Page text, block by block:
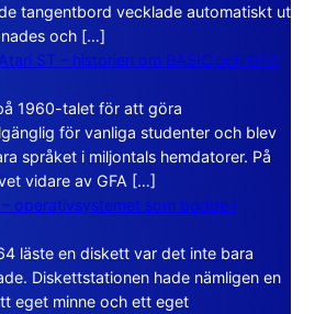
tangentbord vecklade automatiskt ut
och […]
ST – historien om BASIC och GFA
1960-talet för att göra
för vanliga studenter och blev
språket i miljontals hemdatorer. På
vidare av GFA […]
operativsystemet som bodde i
läste en diskett var det inte bara
Diskettstationen hade nämligen en
eget minne och ett eget